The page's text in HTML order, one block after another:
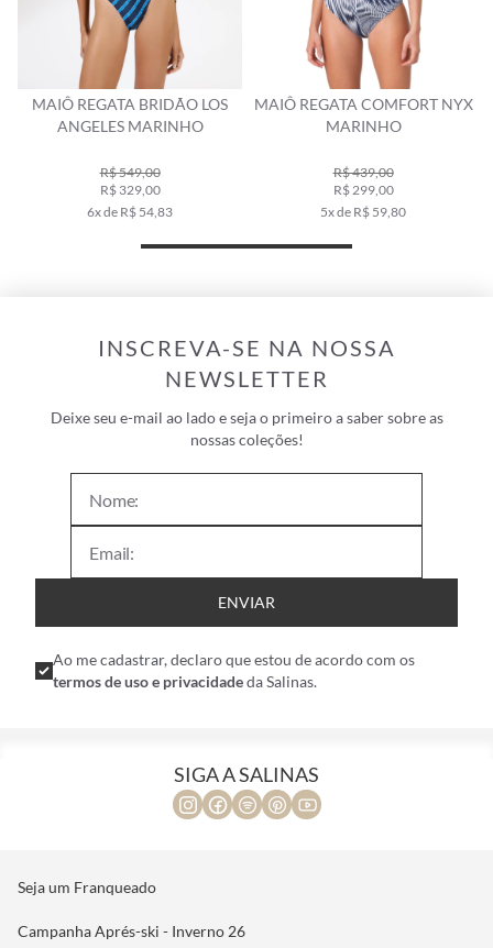
MAIÔ REGATA BRIDÃO LOS
ANGELES MARINHO
R$ 549,00
R$ 329,00
6x de R$ 54,83
MAIÔ REGATA COMFORT NYX
MARINHO
R$ 439,00
R$ 299,00
5x de R$ 59,80
INSCREVA-SE NA NOSSA
NEWSLETTER
Deixe seu e-mail ao lado e seja o primeiro a saber sobre as
nossas coleções!
ENVIAR
Ao me cadastrar, declaro que estou de acordo com os
termos de uso e privacidadeda Salinas.
SIGA A SALINAS
Seja um Franqueado
Campanha Aprés-ski - Inverno 26